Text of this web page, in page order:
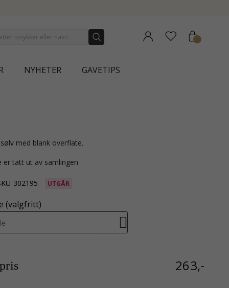
NYHETER GAVETIPS
sølv med blank overflate.
er tatt ut av samlingen
302195 UTGÅR
(valgfritt)
263,-